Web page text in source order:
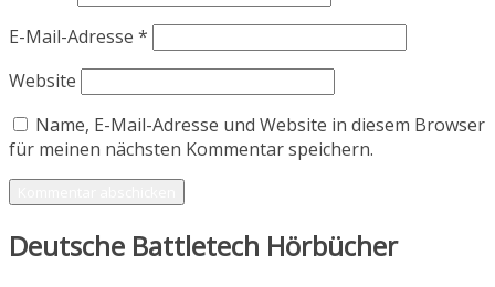
E-Mail-Adresse *
Website
Name, E-Mail-Adresse und Website in diesem Browser
für meinen nächsten Kommentar speichern.
Deutsche Battletech Hörbücher